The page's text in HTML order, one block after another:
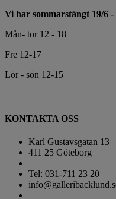
Vi har sommarstängt 19/6 -
Mån- tor 12 - 18
Fre 12-17
Lör - sön 12-15
KONTAKTA OSS
Karl Gustavsgatan 13
411 25 Göteborg
Tel: 031-711 23 20